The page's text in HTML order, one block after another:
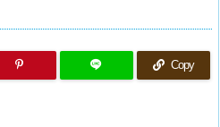
Copy